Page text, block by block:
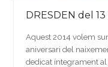
DRESDEN del
Aquest 2014 volem
aniversari del
dedicat íntegrament